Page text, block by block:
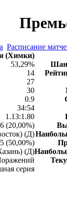
Расписание
(Химки)
53,29%
14
27
30
0.9
34:54
1.13:1.80
6 (20,00%)
(Д)
(50,00%)
(Д)
серия